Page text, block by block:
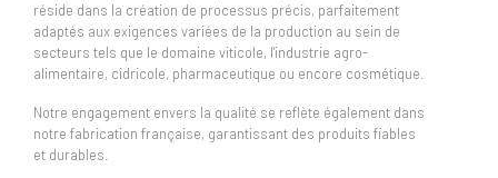
réside dans la création de processus précis, parfaitement
adaptés aux exigences variées de la production au sein de
secteurs tels que le domaine viticole, l'industrie agro-
alimentaire, cidricole, pharmaceutique ou encore cosmétique.
Notre engagement envers la qualité se reflète également dans
notre fabrication française, garantissant des produits fiables
et durables.